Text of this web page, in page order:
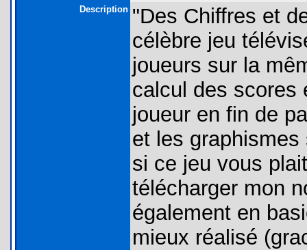
Description "Des Chiffres et
célèbre jeu
joueurs sur la
calcul des scores
joueur en fin de
et les
si ce jeu vous
télécharger mon
également en
mieux réalisé